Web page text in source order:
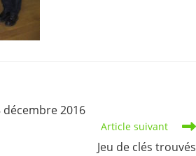
2016
Article suivant
Jeu de clés trouvés